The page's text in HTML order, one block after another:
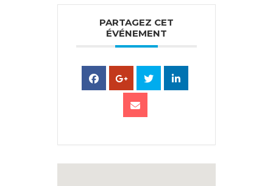
PARTAGEZ CET
ÉVÉNEMENT